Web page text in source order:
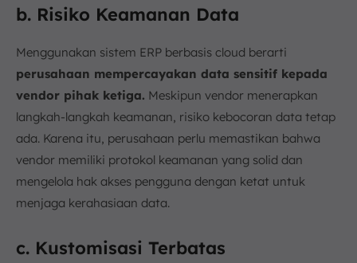
b. Risiko Keamanan Data
Menggunakan sistem ERP berbasis cloud berarti
perusahaan mempercayakan data sensitif kepada
vendor pihak ketiga. Meskipun vendor menerapkan
langkah-langkah keamanan, risiko kebocoran data tetap
ada. Karena itu, perusahaan perlu memastikan bahwa
vendor memiliki protokol keamanan yang solid dan
mengelola hak akses pengguna dengan ketat untuk
menjaga kerahasiaan data.
c. Kustomisasi Terbatas